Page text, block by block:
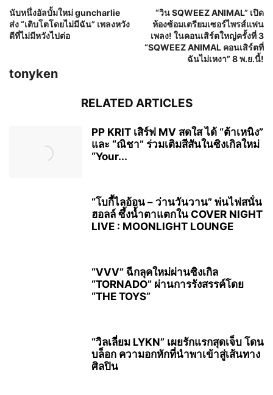
นับหนึ่งอัลบั้มใหม่ guncharlie
ส่ง “เติบโตโดยไม่มีฉัน” เพลงหวัง
ดีที่ไม่มีหวังไปต่อ
“วิน SQWEEZ ANIMAL” เปิด
ห้องซ้อมเตรียมเซอร์ไพรส์แฟน
เพลง! ในคอนเสิร์ตใหญ่ครั้งที่ 3
“SQWEEZ ANIMAL คอนเสิร์ตที่
ฉันไม่เหงา” 8 พ.ย.นี้!
tonyken
RELATED ARTICLES
PP KRIT เสิร์ฟ MV สดใส ได้ “ต้าเหนิง”
และ “ณิชา” ร่วมเติมสีสันในซิงเกิลใหม่
“Your...
“โบกี้ไลอ้อน – ว่านวันวาน” พ่นไฟสนั่น
ฮอลล์ ซึ้งน้ำตาแตกใน COVER NIGHT
LIVE : MOONLIGHT LOUNGE
“VVV” ฉีกลุคใหม่ผ่านซิงเกิล
“TORNADO” ผ่านการรังสรรค์โดย
“THE TOYS”
“วิลเลี่ยม LYKN” เผยรักแรกสุดเจ็บ โดน
บล็อก ความอกหักที่นำพาเข้าสู่เส้นทาง
ศิลปิน